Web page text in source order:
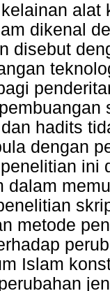
dikenal
disebut
hadits
dengan
ini
dalam
metode
Islam